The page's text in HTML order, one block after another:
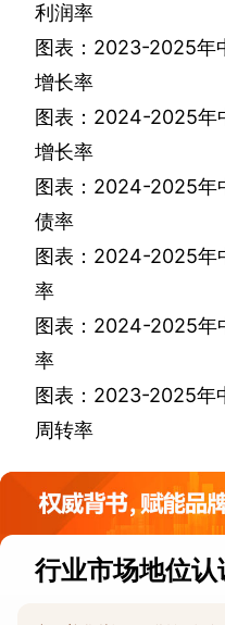
利润率
图表： 2023-2025年
增长率
图表： 2024-2025年
增长率
图表： 2024-2025年
债率
图表： 2024-2025年
率
图表： 2024-2025年
率
图表： 2023-2025年
周转率
行业市场地位认